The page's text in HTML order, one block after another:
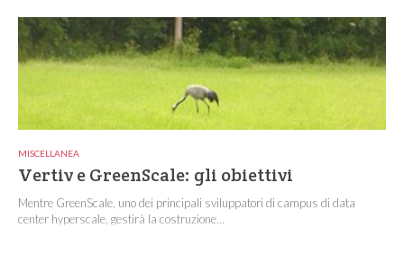
MISCELLANEA
Vertiv e GreenScale: gli obiettivi
Mentre GreenScale, uno dei principali sviluppatori di campus di data
center hyperscale, gestirà la costruzione...